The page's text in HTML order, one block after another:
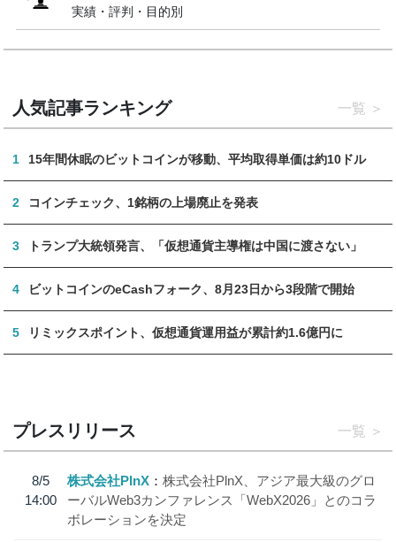
実績・評判・目的別
人気記事ランキング 一覧
1 15年間休眠のビットコインが移動、平均取得単価は約10ドル
2 コインチェック、1銘柄の上場廃止を発表
3 トランプ大統領発言、「仮想通貨主導権は中国に渡さない」
4 ビットコインのeCashフォーク、8月23日から3段階で開始
5 リミックスポイント、仮想通貨運用益が累計約1.6億円に
プレスリリース 一覧
8/5
14:00
株式会社PlnX
株式会社PlnX、アジア最大級のグロ
ーバルWeb3カンファレンス「WebX2026」とのコラ
ボレーションを決定